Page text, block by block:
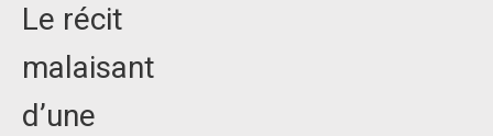
Le récit
malaisant
d’une